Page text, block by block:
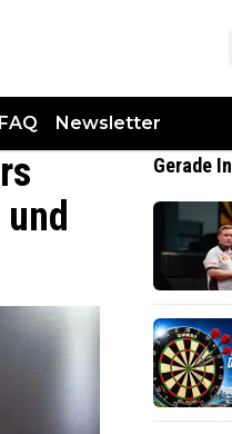
FAQ Newsletter
Gerade In